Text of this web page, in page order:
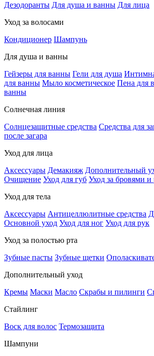
Дезодоранты Для душа и ванны Для лица
Уход за волосами
Кондиционер Шампунь
Для душа и ванны
Гейзеры для ванны Гели для душа
для ванны Мыло косметическое Пена для
ванны
Солнечная линия
Солнцезащитные средства Средства для
после загара
Уход для лица
Аксессуары Демакияж Дополнительный
Очищение Уход для губ Уход за бровями
Уход для тела
Аксессуары Антицеллюлитные средства
Основной уход Уход для ног Уход для рук
Уход за полостью рта
Зубные пасты Зубные щетки
Дополнительный уход
Кремы Маски Масло Скрабы и пилинги
Стайлинг
Воск для волос Термозащита
Шампуни